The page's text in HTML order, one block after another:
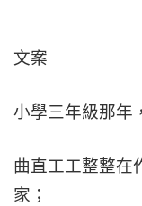
文案
小學三年級那年
曲直工工整整
家；